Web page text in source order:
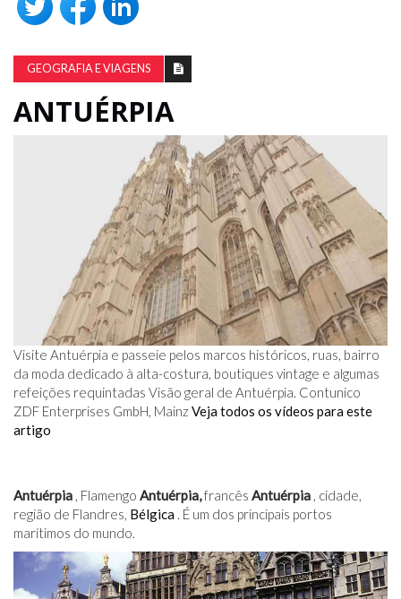
GEOGRAFIA E VIAGENS
ANTUÉRPIA
Visite Antuérpia e passeie pelos marcos históricos, ruas, bairro
da moda dedicado à alta-costura, boutiques vintage e algumas
refeições requintadas Visão geral de Antuérpia. Contunico
ZDF Enterprises GmbH, Mainz Veja todos os vídeos para este
artigo
Antuérpia , Flamengo Antuérpia,francês Antuérpia , cidade,
região de Flandres, Bélgica . É um dos principais portos
marítimos do mundo.